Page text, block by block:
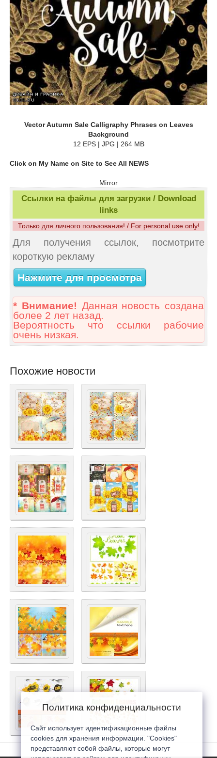
Vector Autumn Sale Calligraphy Phrases on Leaves
Background
12 EPS | JPG | 264 MB
Click on My Name on Site to See All NEWS
Mirror
Ссылки на файлы для загрузки / Download
links
Только для личного пользования! / For personal use only!
Для получения ссылок, посмотрите
короткую рекламу
Нажмите для просмотра
* Внимание! Данная новость создана
более 2 лет назад.
Вероятность что ссылки рабочие
очень низкая.
Похожие новости
Политика конфиденциальности
Сайт использует идентификационные файлы
cookies для хранения информации. "Cookies"
представляют собой файлы, которые могут